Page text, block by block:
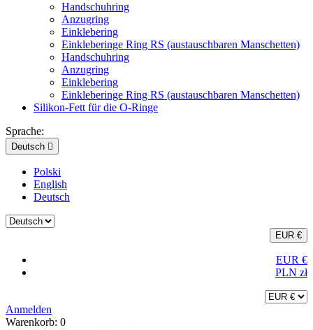
Handschuhring
Anzugring
Einklebering
Einkleberinge Ring RS (austauschbaren Manschetten)
Handschuhring
Anzugring
Einklebering
Einkleberinge Ring RS (austauschbaren Manschetten)
Silikon-Fett für die O-Ringe
Sprache:
Deutsch 
Polski
English
Deutsch
EUR €
EUR €
PLN zł
Anmelden
Warenkorb: 0